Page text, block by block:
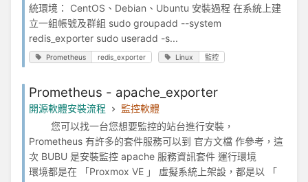
統環境： CentOS、Debian、Ubuntu 安裝過程 在系統上建
立一組帳號及群組 sudo groupadd --system
redis_exporter sudo useradd -s...
Prometheus redis_exporter Linux 監控
Prometheus - apache_exporter
開源軟體安裝流程
監控軟體
您可以找一台您想要監控的站台進行安裝，
Prometheus 有許多的套件服務可以到 官方文檔 作參考，這
次 BUBU 是安裝監控 apache 服務資訊套件 運行環境
環境都是在 「Proxmox VE 」 虛擬系統上架設，都是以 「